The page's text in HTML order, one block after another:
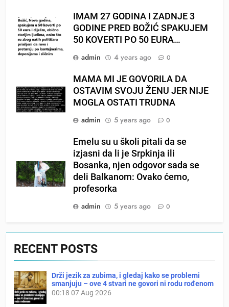
IMAM 27 GODINA I ZADNJE 3
GODINE PRED BOŽIĆ SPAKUJEM
50 KOVERTI PO 50 EURA…
admin
4 years ago 0
MAMA MI JE GOVORILA DA
OSTAVIM SVOJU ŽENU JER NIJE
MOGLA OSTATI TRUDNA
admin
5 years ago 0
Emelu su u školi pitali da se
izjasni da li je Srpkinja ili
Bosanka, njen odgovor sada se
deli Balkanom: Ovako ćemo,
profesorka
admin
5 years ago 0
RECENT POSTS
Drži jezik za zubima, i gledaj kako se problemi
smanjuju – ove 4 stvari ne govori ni rodu rođenom
00:18 07 Aug 2026